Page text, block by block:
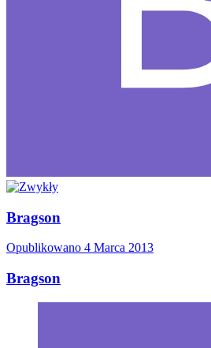
Bragson
Opublikowano 4 Marca 2013
Bragson